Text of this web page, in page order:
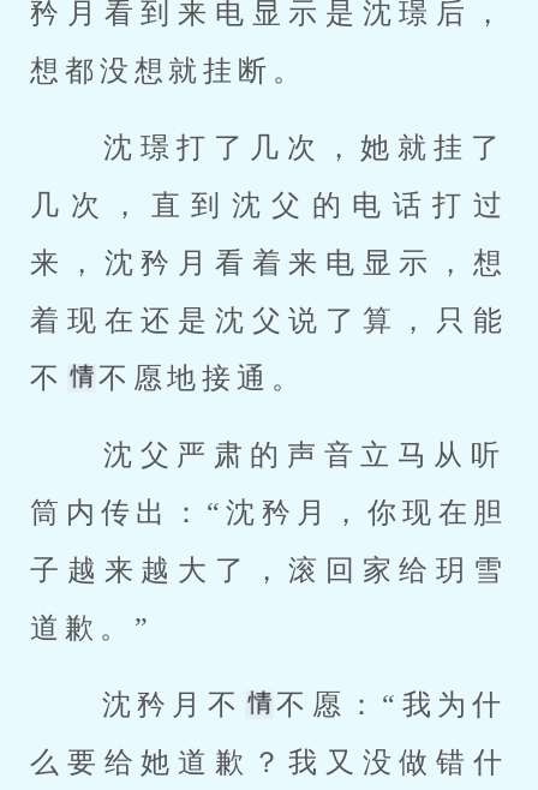
矜月看到来电显示是沈璟后，
想都没想就挂断。
几次，直到沈父的电话打过
来，沈矜月看着来电显示，想
着现在还是沈父说了算，只能
不
不愿地接通。
筒内传出：“沈矜月，你现在胆
子越来越大了，滚回家给玥雪
道歉。”
沈矜月不
不愿：“我为什
么要给她道歉？我又没做错什